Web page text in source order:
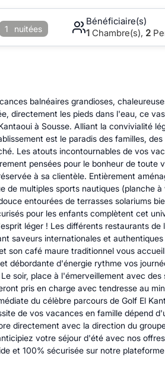
1 nuitées
Bénéficiaire(s)
1Chambre(s), 2
balnéaires grandioses,
directement les pieds dans l'eau, ce
à Sousse. Alliant la convivialité
est le paradis des familles,
Les atouts incontournables de vos
pensées pour le bonheur de toute
à sa clientèle. Entièrement
de multiples sports nautiques (planche
entourées de terrasses solariums
pour les enfants complètent cet
léger ! Les différents restaurants
saveurs internationales et
son café maure traditionnel vous
débordante d'énergie rythme vos
soir, place à l'émerveillement avec
pris en charge avec tendresse au
du célèbre parcours de Golf El
de vos vacances en famille dépend
directement avec la direction du
votre séjour d'été avec nos
et 100% sécurisée sur notre